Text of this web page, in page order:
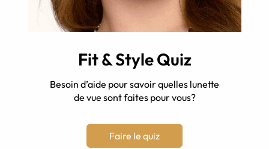
Fit & Style Quiz
Besoin d’aide pour savoir quelles lunette
de vue sont faites pour vous?
Faire le quiz